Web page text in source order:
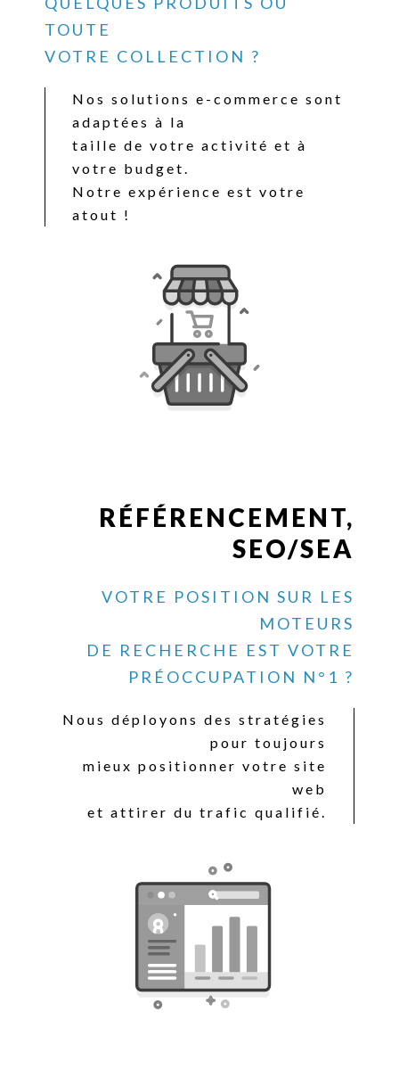
TOUTE
VOTRE COLLECTION ?
Nos solutions e-commerce sont
adaptées à la
taille de votre activité et à
votre budget.
Notre expérience est votre
atout !
RÉFÉRENCEMENT,
SEO/SEA
VOTRE POSITION SUR LES
MOTEURS
DE RECHERCHE EST VOTRE
PRÉOCCUPATION N°1 ?
Nous déployons des stratégies
pour toujours
mieux positionner votre site
web
et attirer du trafic qualifié.